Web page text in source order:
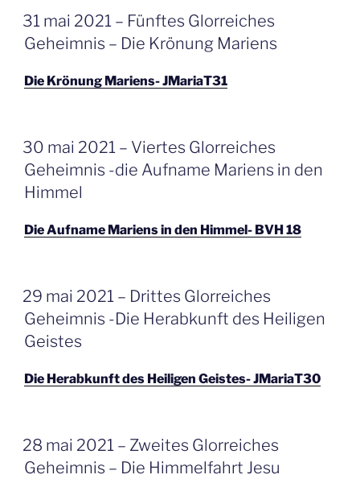
GEPLAATST
OP
31 mai 2021 – Fünftes Glorreiches
Geheimnis – Die Krönung Mariens
Die Krönung Mariens- JMariaT31
GEPLAATST
OP
30 mai 2021 – Viertes Glorreiches
Geheimnis -die Aufname Mariens in den
Himmel
Die Aufname Mariens in den Himmel- BVH 18
GEPLAATST
OP
29 mai 2021 – Drittes Glorreiches
Geheimnis -Die Herabkunft des Heiligen
Geistes
Die Herabkunft des Heiligen Geistes- JMariaT30
GEPLAATST
OP
28 mai 2021 – Zweites Glorreiches
Geheimnis – Die Himmelfahrt Jesu